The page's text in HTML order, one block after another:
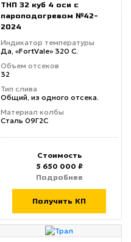
ТНП 32 куб 4 оси с
пароподогревом №42-
2024
Индикатор температуры
Да, «FortVale» 320 С.
Объем отсеков
32
Тип слива
Общий, из одного отсека.
Материал колбы
Сталь 09Г2С
Стоимость
5 650 000 ₽
Подробнее
Получить КП